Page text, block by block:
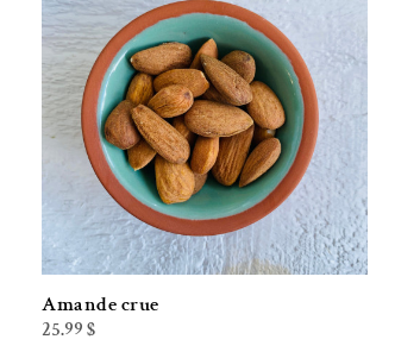
Ajouter à la liste de souhaits
Amande crue
25.99 $